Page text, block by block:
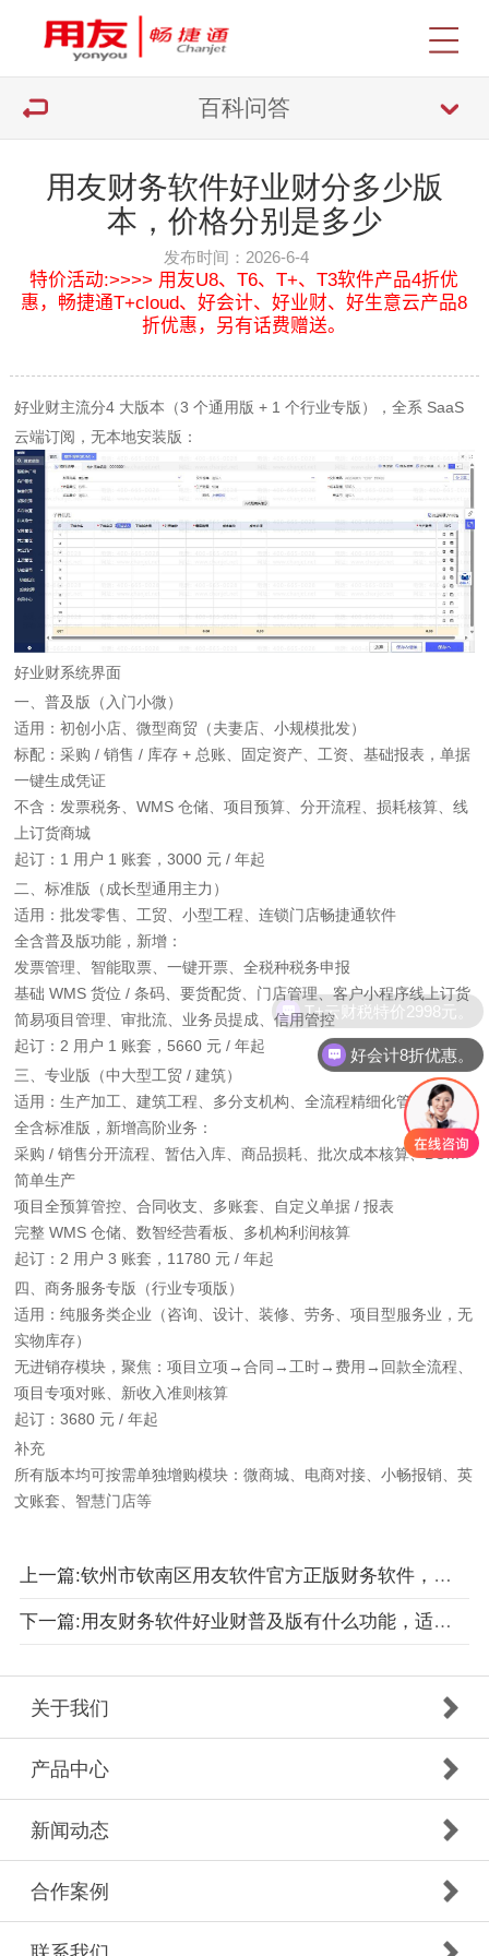
百科问答
用友财务软件好业财分多少版
本，价格分别是多少
发布时间：2026-6-4
特价活动:>>>> 用友U8、T6、T+、T3软件产品4折优
惠，畅捷通T+cloud、好会计、好业财、好生意云产品8
折优惠，另有话费赠送。
好业财主流分4 大版本（3 个通用版 + 1 个行业专版），全系 SaaS
云端订阅，无本地安装版：
好业财系统界面
一、普及版（入门小微）
适用：初创小店、微型商贸（夫妻店、小规模批发）
标配：采购 / 销售 / 库存 + 总账、固定资产、工资、基础报表，单据
一键生成凭证
不含：发票税务、WMS 仓储、项目预算、分开流程、损耗核算、线
上订货商城
起订：1 用户 1 账套，3000 元 / 年起
二、标准版（成长型通用主力）
适用：批发零售、工贸、小型工程、连锁门店畅捷通软件
全含普及版功能，新增：
发票管理、智能取票、一键开票、全税种税务申报
基础 WMS 货位 / 条码、要货配货、门店管理、客户小程序线上订货
简易项目管理、审批流、业务员提成、信用管控
起订：2 用户 1 账套，5660 元 / 年起
三、专业版（中大型工贸 / 建筑）
适用：生产加工、建筑工程、多分支机构、全流程精细化管控企业
全含标准版，新增高阶业务：
采购 / 销售分开流程、暂估入库、商品损耗、批次成本核算、BOM
简单生产
项目全预算管控、合同收支、多账套、自定义单据 / 报表
完整 WMS 仓储、数智经营看板、多机构利润核算
起订：2 用户 3 账套，11780 元 / 年起
四、商务服务专版（行业专项版）
适用：纯服务类企业（咨询、设计、装修、劳务、项目型服务业，无
实物库存）
无进销存模块，聚焦：项目立项→合同→工时→费用→回款全流程、
项目专项对账、新收入准则核算
起订：3680 元 / 年起
补充
所有版本均可按需单独增购模块：微商城、电商对接、小畅报销、英
文账套、智慧门店等
上一篇:钦州市钦南区用友软件官方正版财务软件，客服电话4006650028
下一篇:用友财务软件好业财普及版有什么功能，适合哪些公司企业单位
关于我们
产品中心
新闻动态
合作案例
T+云财税特价2998元。
好会计8折优惠。